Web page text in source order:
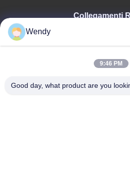
Collegamenti
Prodotti
Video
Manifestazione
Circa Noi
Wendy
9:46 PM
Good day, what product are you